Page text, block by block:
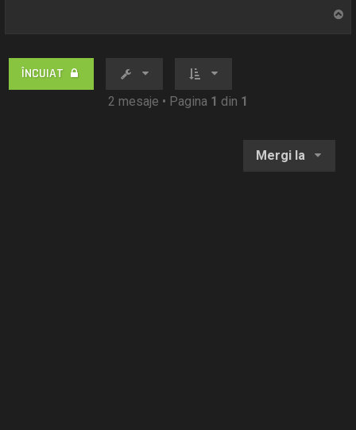
ÎNCUIAT
2 mesaje • Pagina 1 din 1
Mergi la